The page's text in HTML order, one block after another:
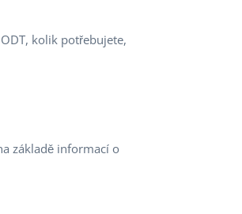
kolik potřebujete,
základě informací o